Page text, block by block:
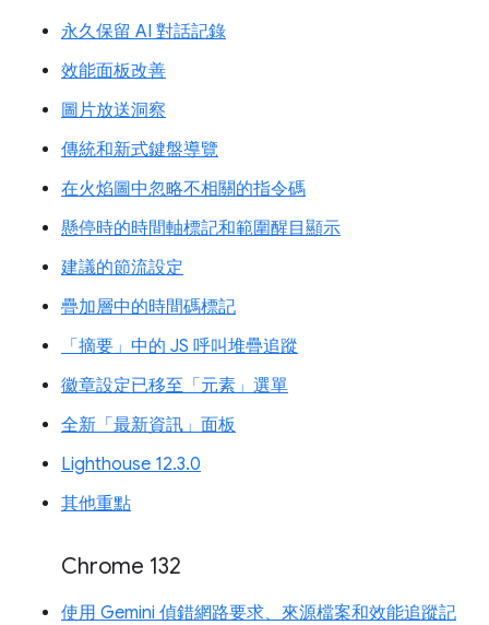
永久保留 AI 對話記錄
效能面板改善
圖片放送洞察
傳統和新式鍵盤導覽
在火焰圖中忽略不相關的指令碼
懸停時的時間軸標記和範圍醒目顯示
建議的節流設定
疊加層中的時間碼標記
「摘要」中的 JS 呼叫堆疊追蹤
徽章設定已移至「元素」選單
全新「最新資訊」面板
Lighthouse 12.3.0
其他重點
Chrome 132
使用 Gemini 偵錯網路要求、來源檔案和效能追蹤記